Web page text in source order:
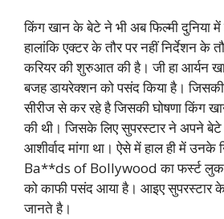
किंग खान के बेटे ने भी अब फिल्मी दुनिया में
हालांकि एक्टर के तौर पर नहीं निर्देशन के
करियर की शुरुआत की है। जी हा आर्यन
बजह डायरेक्शन को पसंद किया है।
सीरीज से कर रहे है जिसकी घोषणा किंग
की थी। जिसके लिए सुपरस्टार ने अपने
आशीर्वाद मांगा था। ऐसे में हाल ही में उनके
Ba**ds of Bollywood का फर्स्ट लुक
को काफी पसंद आया है। आइए सुपरस्टार
जानते है।